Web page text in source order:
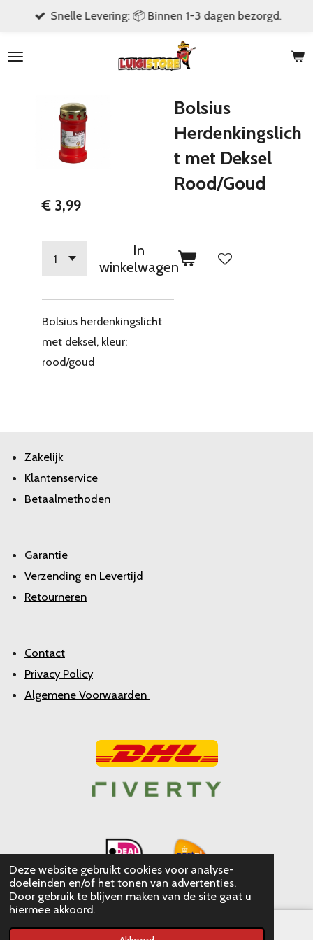
Deze website gebruikt cookies voor analyse-
doeleinden en/of het tonen van advertenties.
Door gebruik te blijven maken van de site gaat u
hiermee akkoord.
naar
Snelle Levering: 📦 Binnen 1-3 dagen bezorgd.
Bolsius
Herdenkingslich
t met Deksel
Rood/Goud
€ 3,99
In
winkelwagen
Bolsius herdenkingslicht
met deksel, kleur:
rood/goud
Zakelijk
Klantenservice
Betaalmethoden
Garantie
Verzending en Levertijd
Retourneren
Contact
Privacy Policy
Algemene Voorwaarden